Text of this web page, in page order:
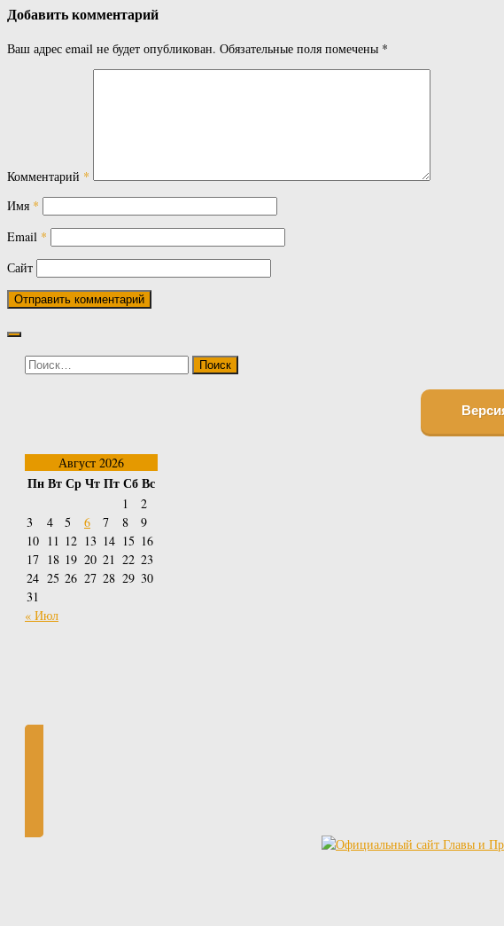
Добавить комментарий
Ваш адрес email не будет опубликован. Обязательные поля помечены *
Комментарий *
Имя *
Email *
Сайт
Найти:
Август 2026
ПнВтСрЧтПтСбВс
1
2
3
4 5 6 7 8
9
10 11 12 13 14 15 16
17 18 19 20 21 22 23
24 25 26 27 28 29 30
31
« Июл